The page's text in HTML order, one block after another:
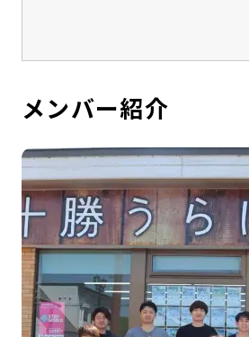
メンバー紹介